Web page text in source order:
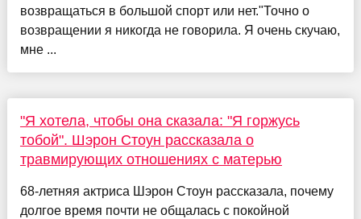
возвращаться в большой спорт или нет."Точно о
возвращении я никогда не говорила. Я очень скучаю,
мне ...
"Я хотела, чтобы она сказала: "Я горжусь
тобой". Шэрон Стоун рассказала о
травмирующих отношениях с матерью
68-летняя актриса Шэрон Стоун рассказала, почему
долгое время почти не общалась с покойной